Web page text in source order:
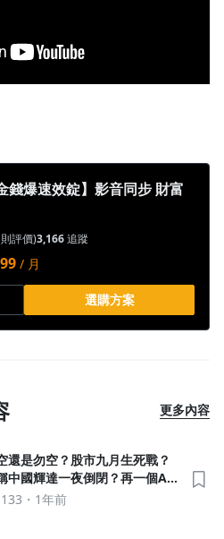
錢爆速效錠】影音同步 財富
則評價)3,166追蹤
/ 月
選購方案
更多內容
還是勿空？股市九月生死戰？
中國輝達一夜倒閉？再一個AI
破裂？《我是金錢爆》普通錠
133 1年前